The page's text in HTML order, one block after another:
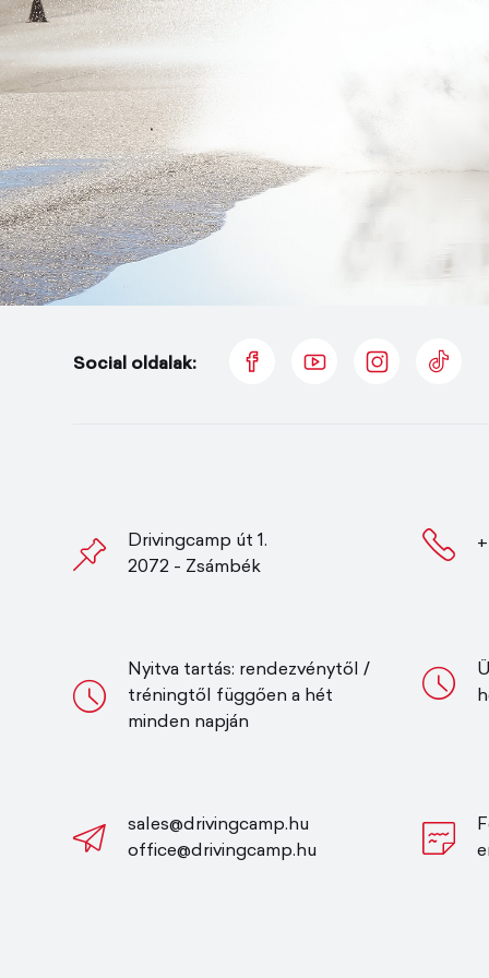
Social oldalak:
Drivingcamp út 1.
2072 - Zsámbék
Nyitva tartás: rendezvénytől /
tréningtől függően a hét
minden napján
sales@drivingcamp.hu
office@drivingcamp.hu